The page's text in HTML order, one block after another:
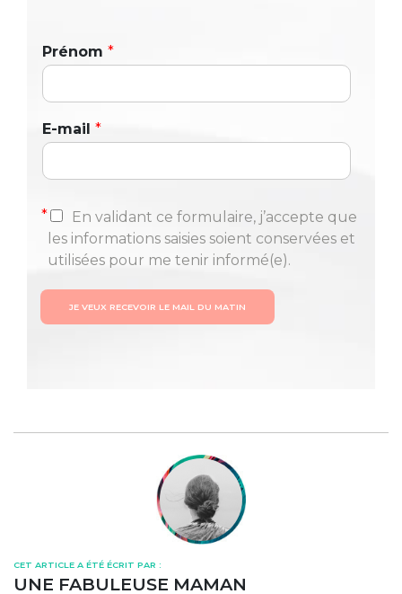
Prénom *
E-mail *
*
En validant ce formulaire, j’accepte que
les informations saisies soient conservées et
utilisées pour me tenir informé(e).
JE VEUX RECEVOIR LE MAIL DU MATIN
CET ARTICLE A ÉTÉ ÉCRIT PAR :
UNE FABULEUSE MAMAN